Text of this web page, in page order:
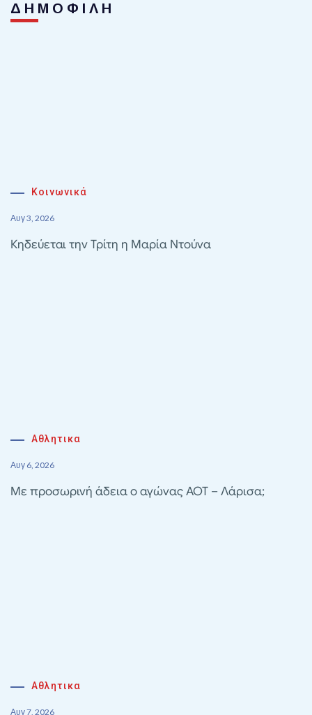
ΔΗΜΟΦΙΛΗ
Κοινωνικά
Αυγ 3, 2026
Κηδεύεται την Τρίτη η Μαρία Ντούνα
Αθλητικα
Αυγ 6, 2026
Με προσωρινή άδεια ο αγώνας ΑΟΤ – Λάρισα;
Αθλητικα
Αυγ 7, 2026